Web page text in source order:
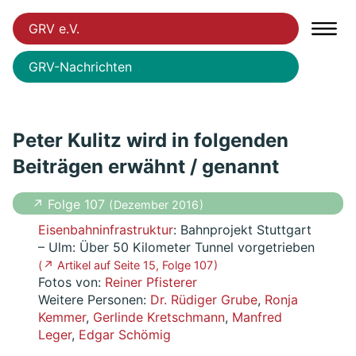
GRV e.V.
GRV-Nachrichten
Peter Kulitz wird in folgenden
Beiträgen erwähnt / genannt
↗ Folge 107 ( Dezember 2016 )
Eisenbahninfrastruktur: Bahnprojekt Stuttgart
– Ulm: Über 50 Kilometer Tunnel vorgetrieben
( ↗ Artikel auf Seite 15, Folge 107 )
Fotos von: Reiner Pfisterer
Weitere Personen: Dr. Rüdiger Grube, Ronja
Kemmer, Gerlinde Kretschmann, Manfred
Leger, Edgar Schömig